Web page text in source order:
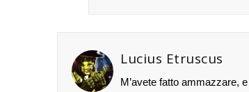
Lucius Etruscus
M’avete fatto ammazzare,